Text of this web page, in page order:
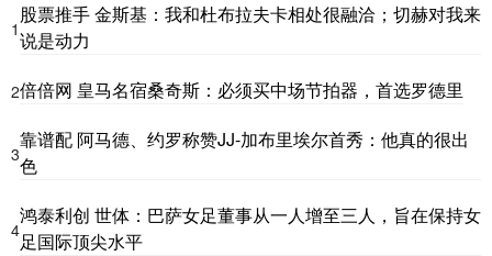
1
股票推手 金斯基：我和杜布拉夫卡相处很融洽；切赫对我来
说是动力
2倍倍网 皇马名宿桑奇斯：必须买中场节拍器，首选罗德里
3
靠谱配 阿马德、约罗称赞JJ-加布里埃尔首秀：他真的很出
色
4
鸿泰利创 世体：巴萨女足董事从一人增至三人，旨在保持女
足国际顶尖水平